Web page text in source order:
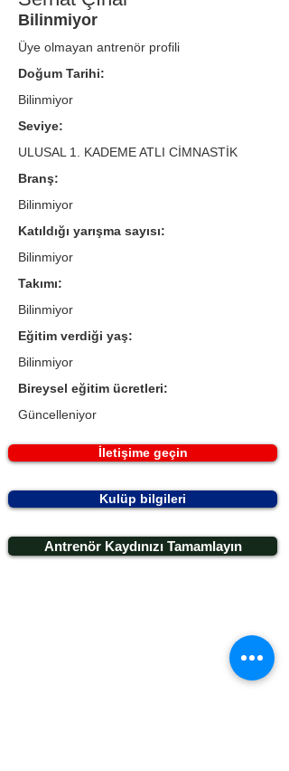
Bilinmiyor
Üye olmayan antrenör profili
Doğum Tarihi:
Bilinmiyor
Seviye:
ULUSAL 1. KADEME ATLI CİMNASTİK
Branş:
Bilinmiyor
Katıldığı yarışma sayısı:
Bilinmiyor
Takımı:
Bilinmiyor
Eğitim verdiği yaş:
Bilinmiyor
Bireysel eğitim ücretleri:
Güncelleniyor
İletişime geçin
Kulüp bilgileri
Antrenör Kaydınızı Tamamlayın